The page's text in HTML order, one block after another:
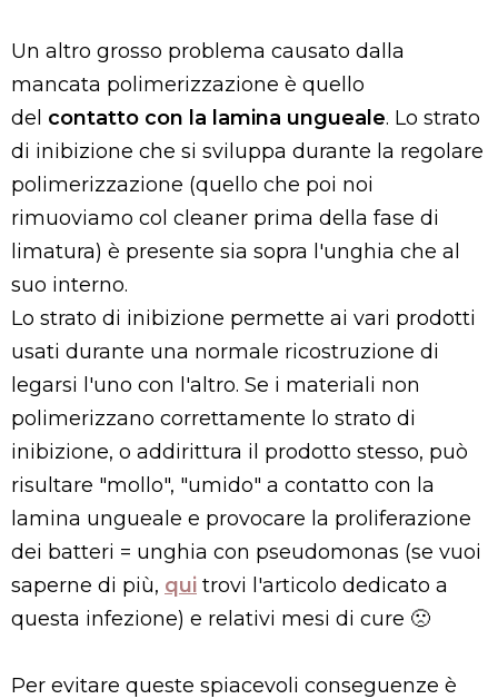
Un altro grosso problema causato dalla
mancata polimerizzazione è quello
del contatto con la lamina ungueale. Lo strato
di inibizione che si sviluppa durante la regolare
polimerizzazione (quello che poi noi
rimuoviamo col cleaner prima della fase di
limatura) è presente sia sopra l'unghia che al
suo interno.
Lo strato di inibizione permette ai vari prodotti
usati durante una normale ricostruzione di
legarsi l'uno con l'altro. Se i materiali non
polimerizzano correttamente lo strato di
inibizione, o addirittura il prodotto stesso, può
risultare "mollo", "umido" a contatto con la
lamina ungueale e provocare la proliferazione
dei batteri = unghia con pseudomonas (se vuoi
saperne di più, qui trovi l'articolo dedicato a
questa infezione) e relativi mesi di cure 🙁
Per evitare queste spiacevoli conseguenze è